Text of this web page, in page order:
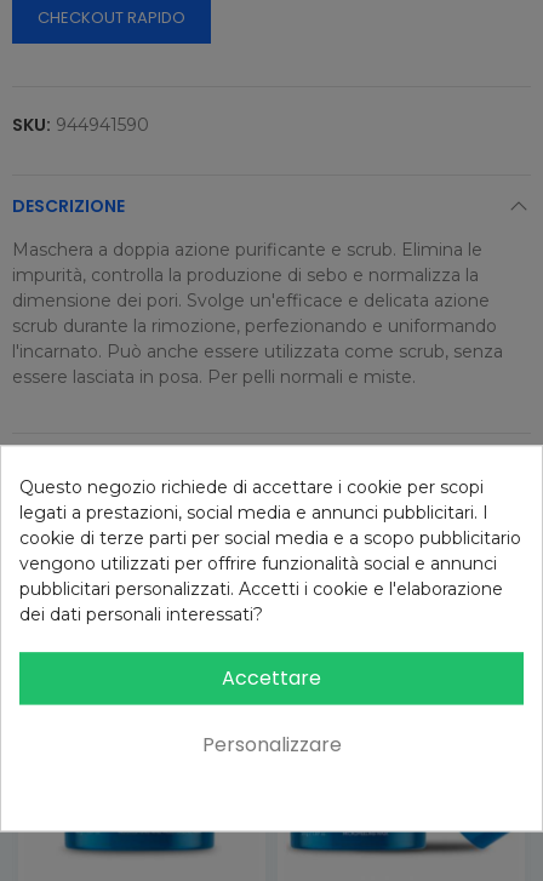
CHECKOUT RAPIDO
SKU: 944941590
DESCRIZIONE
Maschera a doppia azione purificante e scrub. Elimina le
impurità, controlla la produzione di sebo e normalizza la
dimensione dei pori. Svolge un'efficace e delicata azione
scrub durante la rimozione, perfezionando e uniformando
l'incarnato. Può anche essere utilizzata come scrub, senza
essere lasciata in posa. Per pelli normali e miste.
Consigliati per te
-50%
Questo negozio richiede di accettare i cookie per scopi
legati a prestazioni, social media e annunci pubblicitari. I
cookie di terze parti per social media e a scopo pubblicitario
vengono utilizzati per offrire funzionalità social e annunci
pubblicitari personalizzati. Accetti i cookie e l'elaborazione
dei dati personali interessati?
Accettare
Personalizzare